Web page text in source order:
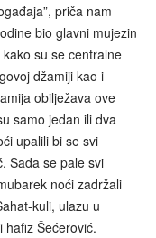
priča nam
bio glavni mujezin
su se centralne
džamiji kao i
obilježava ove
samo jedan ili dva
upalili bi se svi
Sada se pale svi
noći zadržali
kuli, ulazu u
hafiz Šećerović.